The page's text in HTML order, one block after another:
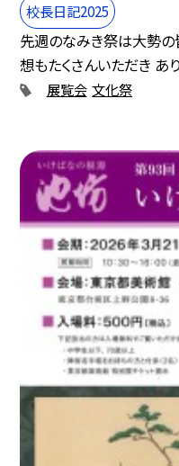
校長日記2025
先週のなみき祭は大勢の
想もたくさんいただき あ
展覧会 文化祭